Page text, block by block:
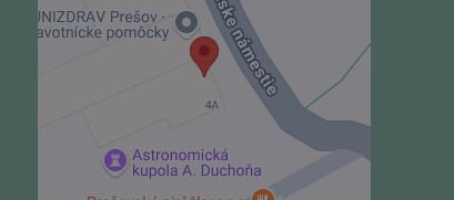
Voľbami súkromia
Prajete si načítať externý obsah?
Povoliť tentokrát
Povoliť a zapamätať - súhlas s
druhom cookie: Funkčné